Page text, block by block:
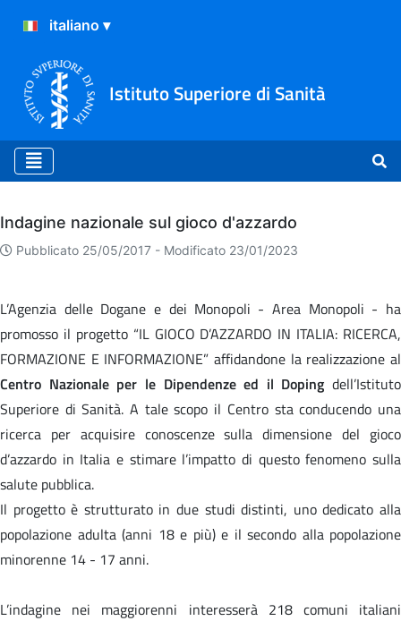
Istituto Superiore di Sanità
Archivio
Indagine nazionale sul gioco d'azzardo
Pubblicato 25/05/2017 - Modificato 23/01/2023
L’Agenzia delle Dogane e dei Monopoli - Area Monopoli - ha
promosso il progetto “IL GIOCO D’AZZARDO IN ITALIA: RICERCA,
FORMAZIONE E INFORMAZIONE” affidandone la realizzazione al
Centro Nazionale per le Dipendenze ed il Doping dell’Istituto
Superiore di Sanità. A tale scopo il Centro sta conducendo una
ricerca per acquisire conoscenze sulla dimensione del gioco
d’azzardo in Italia e stimare l’impatto di questo fenomeno sulla
salute pubblica.
Il progetto è strutturato in due studi distinti, uno dedicato alla
popolazione adulta (anni 18 e più) e il secondo alla popolazione
minorenne 14 - 17 anni.
L’indagine nei maggiorenni interesserà 218 comuni italiani